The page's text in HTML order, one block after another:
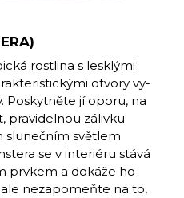
rostlina s les­klými
otvory vy­
Poskytněte jí oporu, na
pravidelnou zálivku
slunečním světlem
se v interiéru stává
prvkem a dokáže ho
nezapomeňte na to,